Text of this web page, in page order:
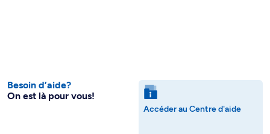
Besoin d’aide?
On est là pour vous!
Accéder au Centre d'aide